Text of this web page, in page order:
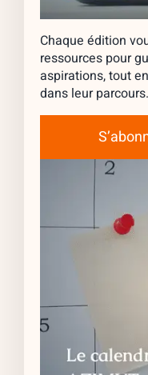
Chaque édition
ressources pour
aspirations, tout
dans leur parcours.